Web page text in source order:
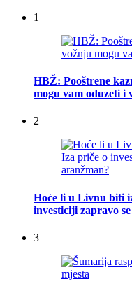
1
HBŽ: Pooštrene
mogu vam oduzeti i
2
Hoće li u Livnu biti
investiciji zapravo
3